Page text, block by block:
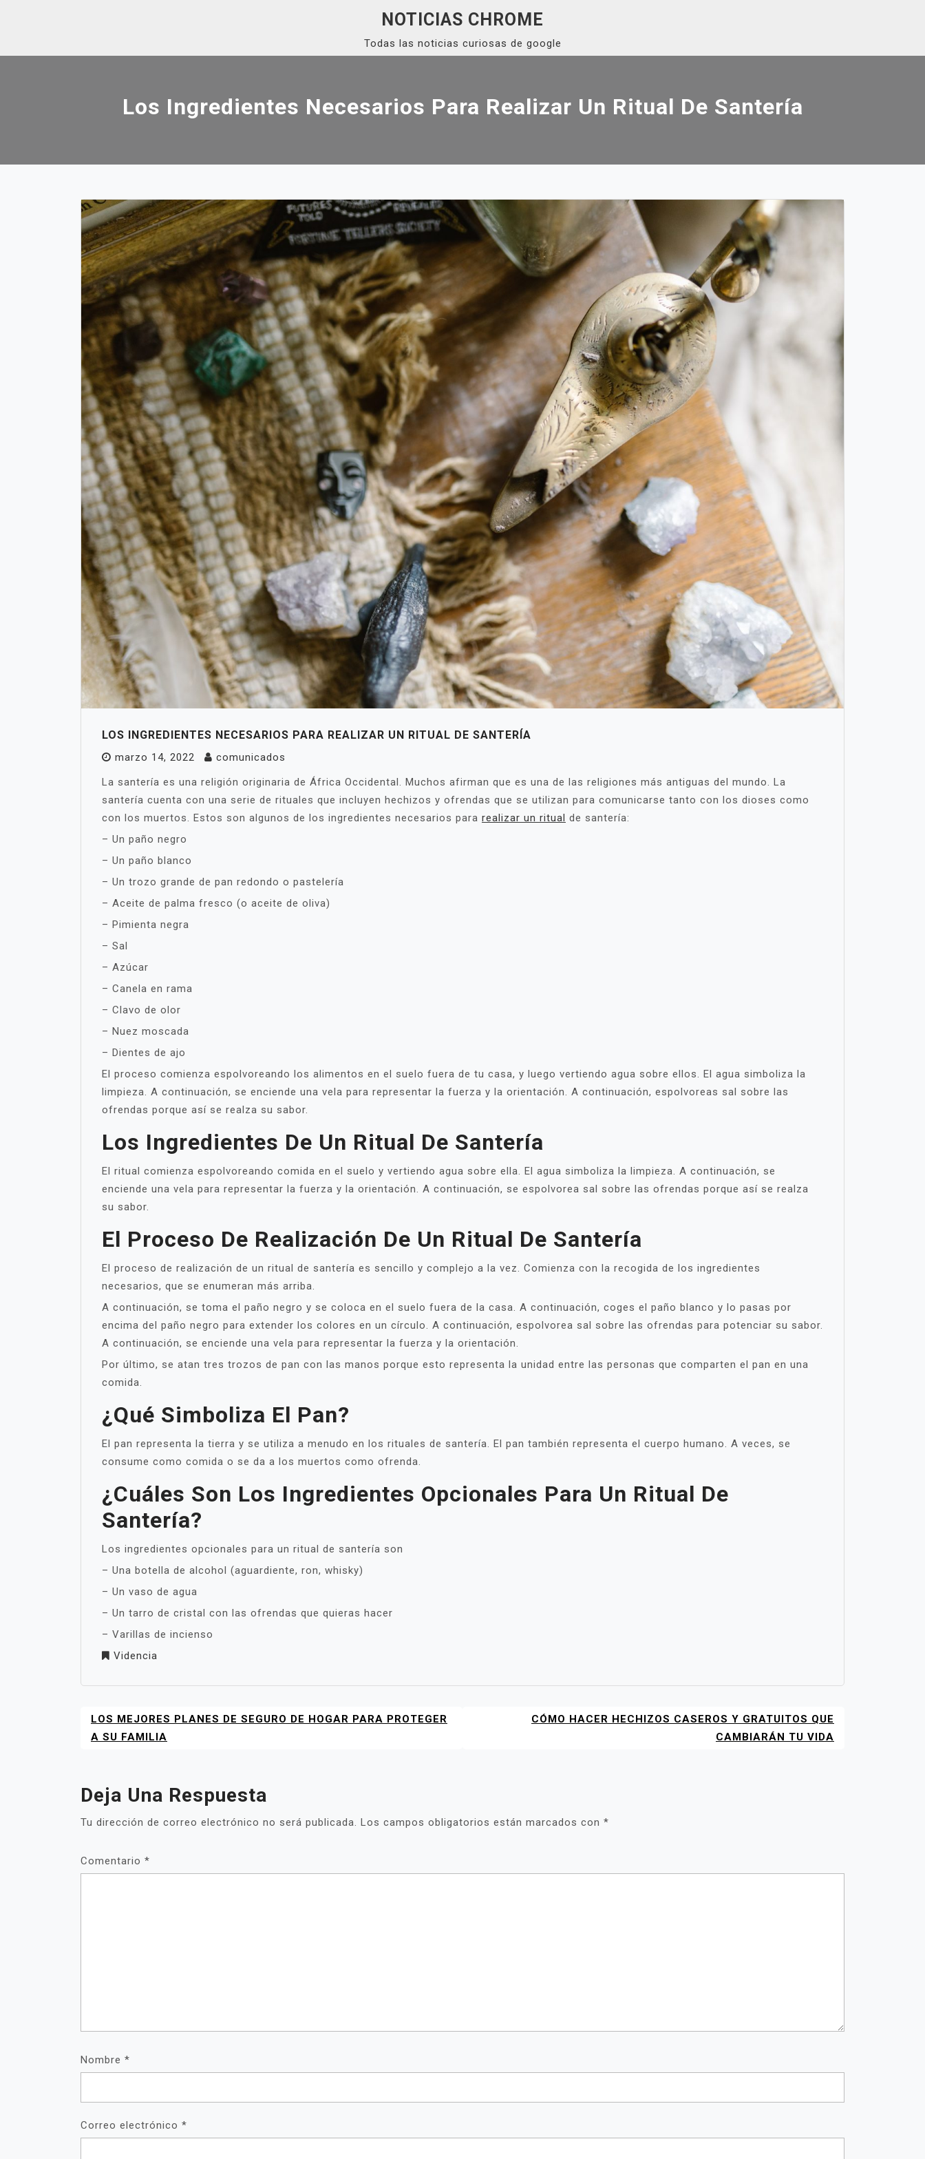
NOTICIAS CHROME
Todas las noticias curiosas de google
Los Ingredientes Necesarios Para Realizar Un Ritual De Santería
LOS INGREDIENTES NECESARIOS PARA REALIZAR UN RITUAL DE SANTERÍA
marzo 14, 2022
comunicados
La santería es una religión originaria de África Occidental. Muchos afirman que es una de las religiones más antiguas del mundo. La
santería cuenta con una serie de rituales que incluyen hechizos y ofrendas que se utilizan para comunicarse tanto con los dioses como
con los muertos. Estos son algunos de los ingredientes necesarios para realizar un ritual de santería:
– Un paño negro
– Un paño blanco
– Un trozo grande de pan redondo o pastelería
– Aceite de palma fresco (o aceite de oliva)
– Pimienta negra
– Sal
– Azúcar
– Canela en rama
– Clavo de olor
– Nuez moscada
– Dientes de ajo
El proceso comienza espolvoreando los alimentos en el suelo fuera de tu casa, y luego vertiendo agua sobre ellos. El agua simboliza la
limpieza. A continuación, se enciende una vela para representar la fuerza y la orientación. A continuación, espolvoreas sal sobre las
ofrendas porque así se realza su sabor.
Los Ingredientes De Un Ritual De Santería
El ritual comienza espolvoreando comida en el suelo y vertiendo agua sobre ella. El agua simboliza la limpieza. A continuación, se
enciende una vela para representar la fuerza y la orientación. A continuación, se espolvorea sal sobre las ofrendas porque así se realza
su sabor.
El Proceso De Realización De Un Ritual De Santería
El proceso de realización de un ritual de santería es sencillo y complejo a la vez. Comienza con la recogida de los ingredientes
necesarios, que se enumeran más arriba.
A continuación, se toma el paño negro y se coloca en el suelo fuera de la casa. A continuación, coges el paño blanco y lo pasas por
encima del paño negro para extender los colores en un círculo. A continuación, espolvorea sal sobre las ofrendas para potenciar su sabor.
A continuación, se enciende una vela para representar la fuerza y la orientación.
Por último, se atan tres trozos de pan con las manos porque esto representa la unidad entre las personas que comparten el pan en una
comida.
¿Qué Simboliza El Pan?
El pan representa la tierra y se utiliza a menudo en los rituales de santería. El pan también representa el cuerpo humano. A veces, se
consume como comida o se da a los muertos como ofrenda.
¿Cuáles Son Los Ingredientes Opcionales Para Un Ritual De
Santería?
Los ingredientes opcionales para un ritual de santería son
– Una botella de alcohol (aguardiente, ron, whisky)
– Un vaso de agua
– Un tarro de cristal con las ofrendas que quieras hacer
– Varillas de incienso
Videncia
NAVEGACIÓN
DE
LOS MEJORES PLANES DE SEGURO DE HOGAR PARA PROTEGER
A SU FAMILIA
CÓMO HACER HECHIZOS CASEROS Y GRATUITOS QUE
CAMBIARÁN TU VIDA
Deja Una Respuesta
Tu dirección de correo electrónico no será publicada. Los campos obligatorios están marcados con *
Comentario *
Nombre *
Correo electrónico *